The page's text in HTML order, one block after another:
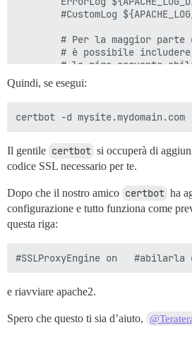
#CustomLog
# Per la maggior parte
# è possibile
# la riga seguente
# dopo che è stata
#Include conf-
Quindi, se esegui:
Il gentile certbot si occuperà di
codice SSL necessario per te.
Dopo che il nostro amico certbot ha
configurazione e tutto funziona come
questa riga:
e riavviare apache2.
Spero che questo ti sia d’aiuto,